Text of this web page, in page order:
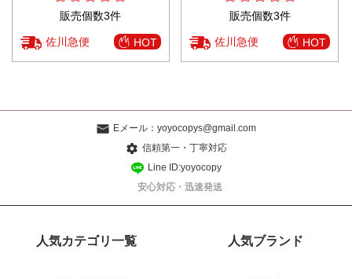
販売個数3件
佐川急便 HOT
販売個数3件
佐川急便 HOT
Eメール： yoyocopys@gmail.com
信頼第一・丁寧対応
Line ID:yoyocopy
安心対応・迅速発送
人気カテゴリ一覧 人気ブランド